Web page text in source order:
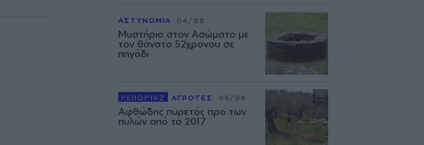
ΑΣΤΥΝΟΜΙΑ 04/08
Μυστήριο στον Ασώματο με
τον θάνατο 52χρονου σε
πηγάδι
ΡΕΠΟΡΤΑΖ ΑΓΡΟΤΕΣ 05/08
Αφθώδης πυρετός προ των
πυλών από το 2017